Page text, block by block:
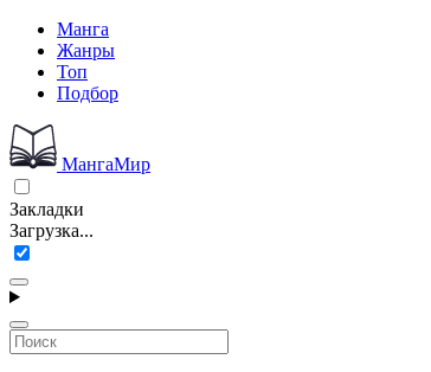
Манга
Жанры
Топ
Подбор
МангаМир
Закладки
Загрузка...